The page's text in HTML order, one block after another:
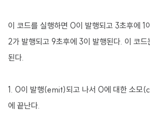
이 코드를 실행하면 0이 발행되고 3초후에 1
2가 발행되고 9초후에 3이 발행된다. 이 코드
된다.
1. 0이 발행(emit)되고 나서 0에 대한 소모
에 끝난다.